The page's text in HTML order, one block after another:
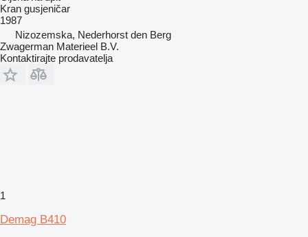
Kran gusjeničar
1987
Nizozemska, Nederhorst den Berg
Zwagerman Materieel B.V.
Kontaktirajte prodavatelja
1
Demag B410